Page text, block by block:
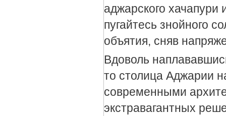
аджарского
пугайтесь знойного
объятия, сняв
Вдоволь
то столица Аджарии
современными
экстравагантных